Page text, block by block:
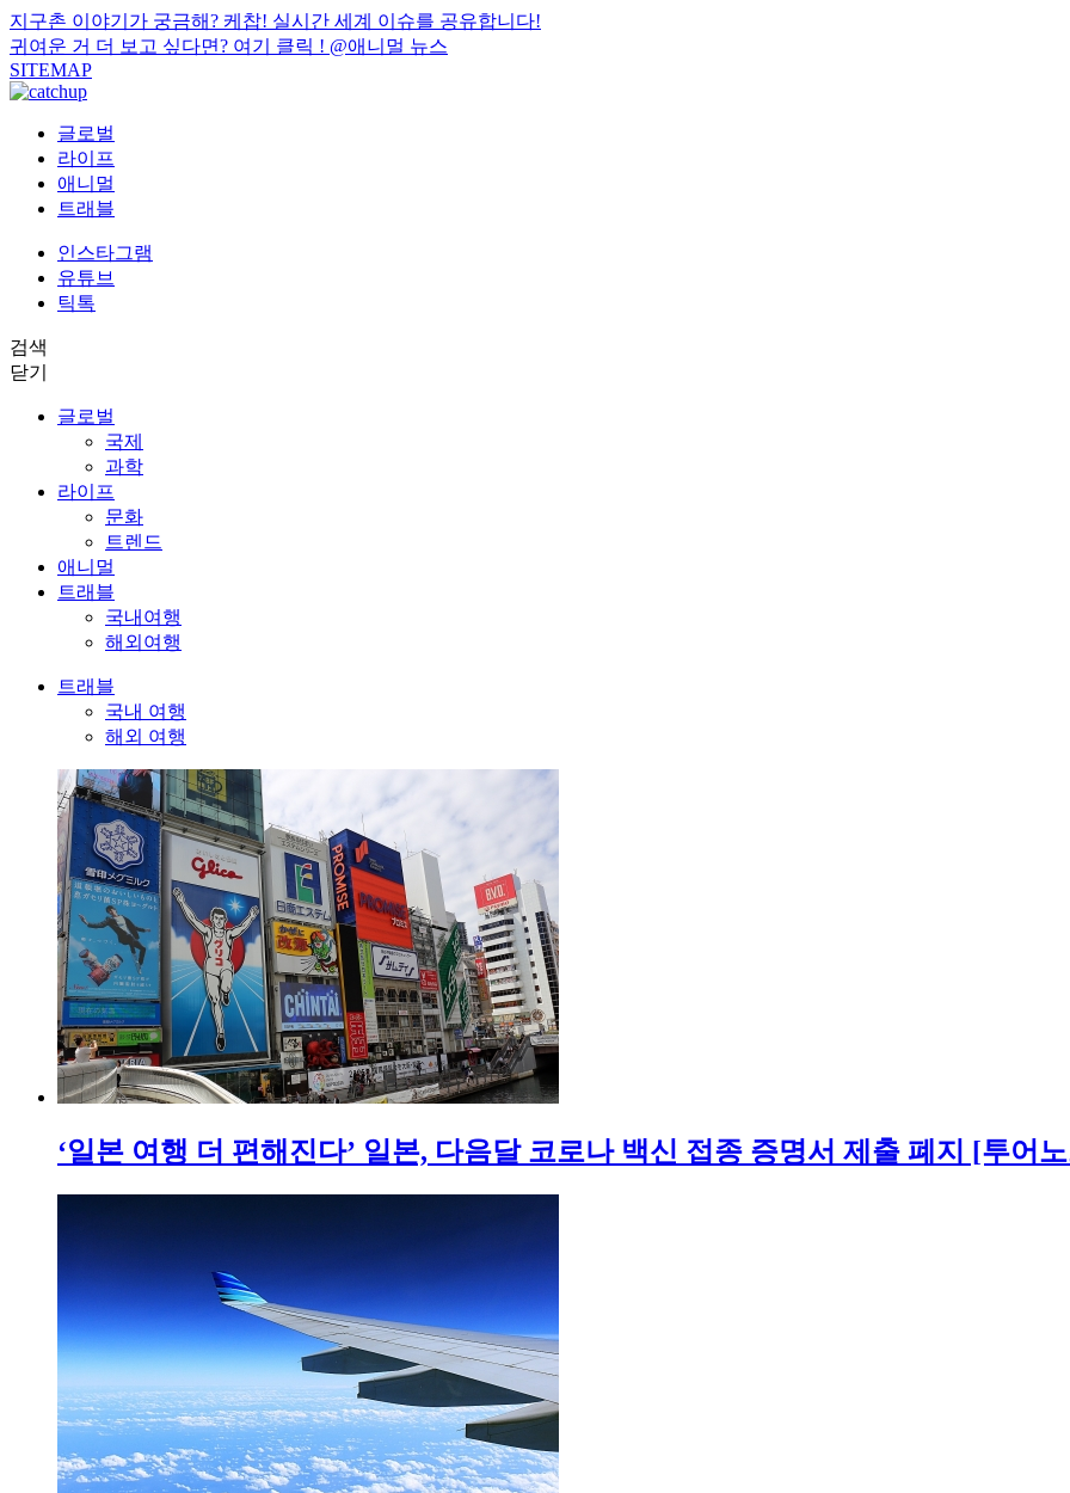
지구촌 이야기가 궁금해? 케찹! 실시간 세계 이슈를 공유합니다!
귀여운 거 더 보고 싶다면? 여기 클릭 ! @애니멀 뉴스
SITEMAP
글로벌
라이프
애니멀
트래블
인스타그램
유튜브
틱톡
검색
닫기
글로벌
국제
과학
라이프
문화
트렌드
애니멀
트래블
국내여행
해외여행
트래블
국내 여행
해외 여행
‘일본 여행 더 편해진다’ 일본, 다음달 코로나 백신 접종 증명서 제출 폐지 [투어